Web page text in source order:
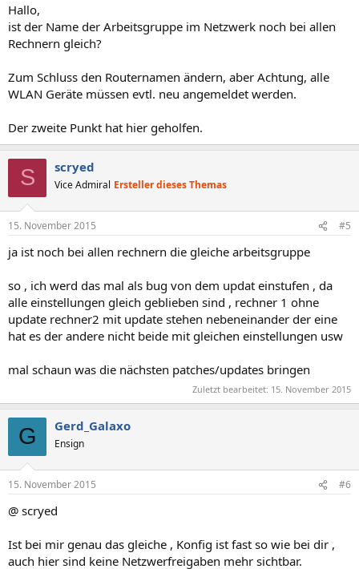
Hallo,
ist der Name der Arbeitsgruppe im Netzwerk noch bei allen
Rechnern gleich?
Zum Schluss den Routernamen ändern, aber Achtung, alle
WLAN Geräte müssen evtl. neu angemeldet werden.
Der zweite Punkt hat hier geholfen.
S scryed
Vice Admiral Ersteller dieses Themas
15. November 2015 #5
ja ist noch bei allen rechnern die gleiche arbeitsgruppe
so , ich werd das mal als bug von dem updat einstufen , da
alle einstellungen gleich geblieben sind , rechner 1 ohne
update rechner2 mit update stehen nebeneinander der eine
hat es der andere nicht beide mit gleichen einstellungen usw
mal schaun was die nächsten patches/updates bringen
Zuletzt bearbeitet: 15. November 2015
G Gerd_Galaxo
Ensign
15. November 2015 #6
@ scryed
Ist bei mir genau das gleiche , Konfig ist fast so wie bei dir ,
auch hier sind keine Netzwerfreigaben mehr sichtbar.